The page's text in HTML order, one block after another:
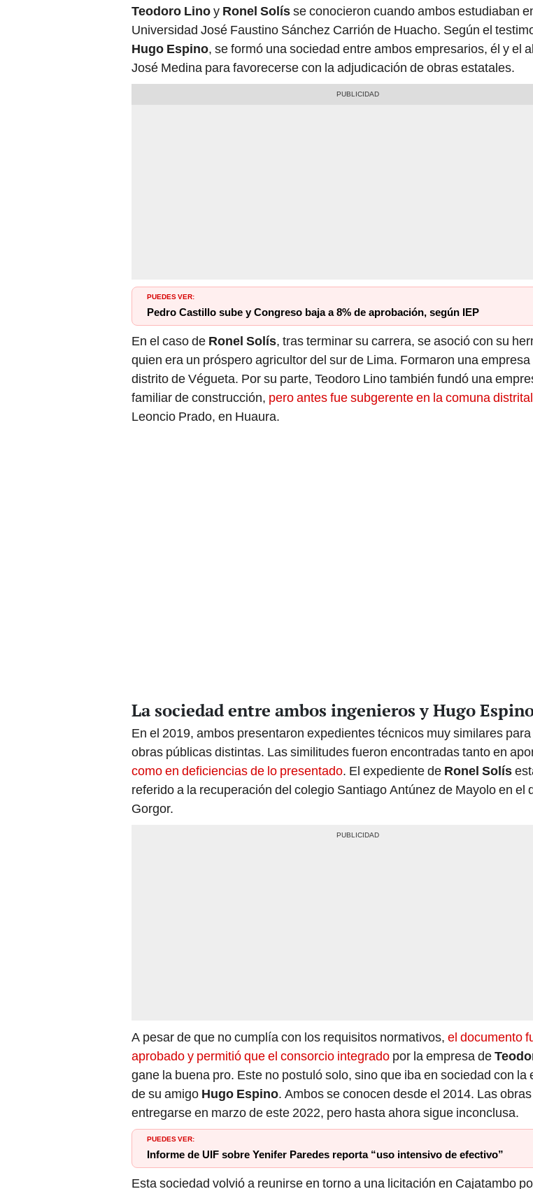
Teodoro Linoy Ronel Solísse conocieron cuando ambos estudiaban
Universidad José Faustino Sánchez Carrión de Huacho. Según el
Hugo Espino, se formó una sociedad entre ambos empresarios, él y el
José Medina para favorecerse con la adjudicación de obras estatales.
PUEDES VER:
Pedro Castillo sube y Congreso baja a 8% de aprobación, según IEP
En el caso de Ronel Solís, tras terminar su carrera, se asoció con su
quien era un próspero agricultor del sur de Lima. Formaron una empresa
distrito de Végueta. Por su parte, Teodoro Lino también fundó una
familiar de construcción, pero antes fue subgerente en la comuna distrital
Leoncio Prado, en Huaura.
La sociedad entre ambos ingenieros y Hugo
En el 2019, ambos presentaron expedientes técnicos muy similares
obras públicas distintas. Las similitudes fueron encontradas tanto en
como en deficiencias de lo presentado. El expediente de Ronel Solís
referido a la recuperación del colegio Santiago Antúnez de Mayolo en el
Gorgor.
A pesar de que no cumplía con los requisitos normativos, el documento
aprobado y permitió que el consorcio integrado por la empresa de
gane la buena pro. Este no postuló solo, sino que iba en sociedad con la
de su amigo Hugo Espino. Ambos se conocen desde el 2014. Las
entregarse en marzo de este 2022, pero hasta ahora sigue inconclusa.
PUEDES VER:
Informe de UIF sobre Yenifer Paredes reporta “uso intensivo de efectivo”
Esta sociedad volvió a reunirse en torno a una licitación en Cajatambo